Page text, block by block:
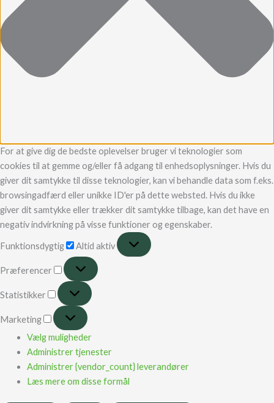
For at give dig de bedste oplevelser bruger vi teknologier som
cookies til at gemme og/eller få adgang til enhedsoplysninger. Hvis du
giver dit samtykke til disse teknologier, kan vi behandle data som f.eks.
browsingadfærd eller unikke ID'er på dette websted. Hvis du ikke
giver dit samtykke eller trækker dit samtykke tilbage, kan det have en
negativ indvirkning på visse funktioner og egenskaber.
Funktionsdygtig Altid aktiv
Præferencer
Statistikker
Marketing
Vælg muligheder
Administrer tjenester
Administrer {vendor_count} leverandører
Læs mere om disse formål